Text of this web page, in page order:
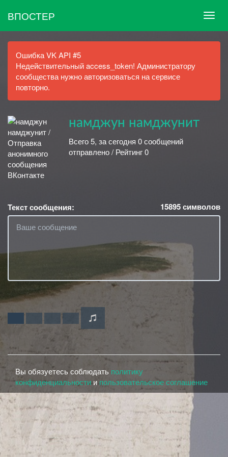
ВПОСТЕР
Ошибка VK API #5
Недействительный access_token! Администратору
сообщества нужно авторизоваться на сервисе
повторно.
намджун намджунит
Всего 5, за сегодня 0 сообщений
отправлено / Рейтинг 0
Текст сообщения: 15895символов
Вы обязуетесь соблюдать политику
конфиденциальностиипользовательское соглашение